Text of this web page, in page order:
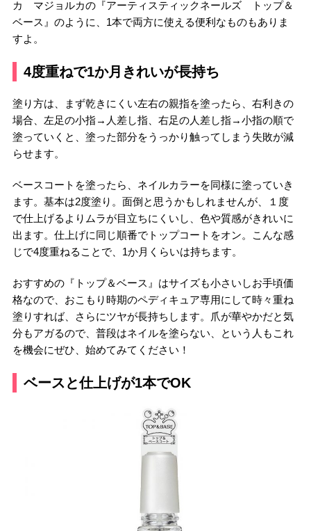
カ マジョルカの『アーティスティックネールズ トップ＆
ベース』のように、1本で両方に使える便利なものもありま
すよ。
4度重ねで1か月きれいが長持ち
塗り方は、まず乾きにくい左右の親指を塗ったら、右利きの
場合、左足の小指→人差し指、右足の人差し指→小指の順で
塗っていくと、塗った部分をうっかり触ってしまう失敗が減
らせます。
ベースコートを塗ったら、ネイルカラーを同様に塗っていき
ます。基本は2度塗り。面倒と思うかもしれませんが、１度
で仕上げるよりムラが目立ちにくいし、色や質感がきれいに
出ます。仕上げに同じ順番でトップコートをオン。こんな感
じで4度重ねることで、1か月くらいは持ちます。
おすすめの『トップ＆ベース』はサイズも小さいしお手頃価
格なので、おこもり時期のペディキュア専用にして時々重ね
塗りすれば、さらにツヤが長持ちします。爪が華やかだと気
分もアガるので、普段はネイルを塗らない、という人もこれ
を機会にぜひ、始めてみてください！
ベースと仕上げが1本でOK